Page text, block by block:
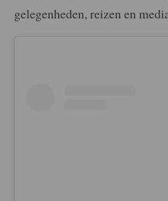
gelegenheden, reizen en